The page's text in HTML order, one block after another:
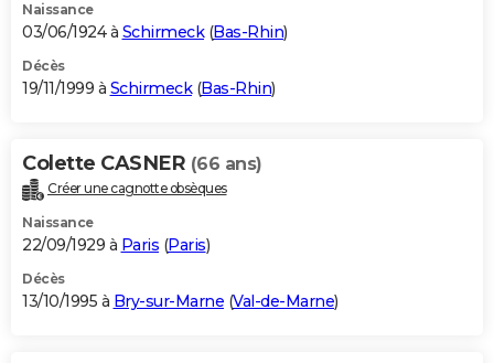
Naissance
03/06/1924 à Schirmeck(Bas-Rhin)
Décès
19/11/1999 à Schirmeck(Bas-Rhin)
Colette CASNER (66 ans)
Créer une cagnotte obsèques
Naissance
22/09/1929 à Paris (Paris)
Décès
13/10/1995 à Bry-sur-Marne (Val-de-Marne)